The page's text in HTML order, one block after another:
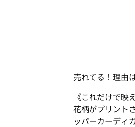
売れてる！理由
《これだけで映
花柄がプリント
ッパーカーディ